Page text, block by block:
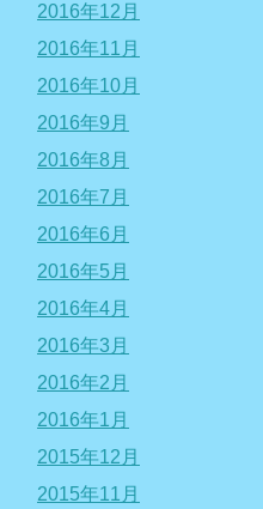
2016年12月
2016年11月
2016年10月
2016年9月
2016年8月
2016年7月
2016年6月
2016年5月
2016年4月
2016年3月
2016年2月
2016年1月
2015年12月
2015年11月